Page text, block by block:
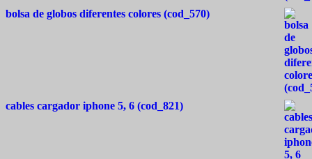
bolsa de globos diferentes colores (cod_570)
cables cargador iphone 5, 6 (cod_821)